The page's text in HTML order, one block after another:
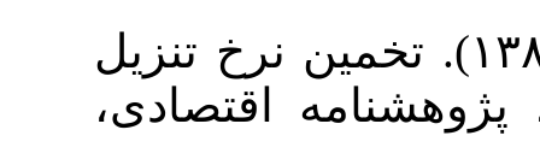
(۱۳۸۸). تخمین نرخ تنزیل
اقتصادی،